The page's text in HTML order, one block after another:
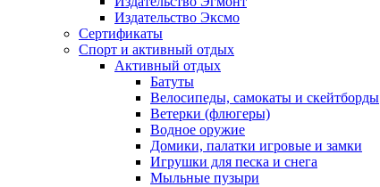
Издательство Эксмо
Сертификаты
Спорт и активный отдых
Активный отдых
Батуты
Велосипеды, самокаты и скейтборды
Ветерки (флюгеры)
Водное оружие
Домики, палатки игровые и замки
Игрушки для песка и снега
Мыльные пузыри